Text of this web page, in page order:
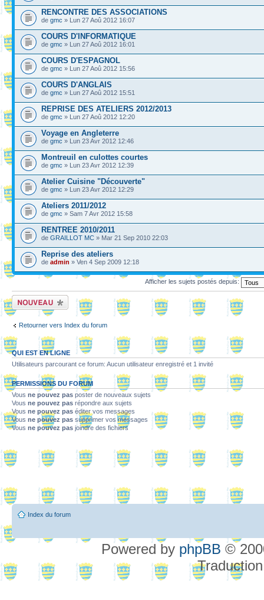
RENCONTRE DES ASSOCIATIONS
de gmc » Lun 27 Aoû 2012 16:07
COURS D'INFORMATIQUE
de gmc » Lun 27 Aoû 2012 16:01
COURS D'ESPAGNOL
de gmc » Lun 27 Aoû 2012 15:56
COURS D'ANGLAIS
de gmc » Lun 27 Aoû 2012 15:51
REPRISE DES ATELIERS 2012/2013
de gmc » Lun 27 Aoû 2012 12:20
Voyage en Angleterre
de gmc » Lun 23 Avr 2012 12:46
Montreuil en culottes courtes
de gmc » Lun 23 Avr 2012 12:39
Atelier Cuisine "Découverte"
de gmc » Lun 23 Avr 2012 12:29
Ateliers 2011/2012
de gmc » Sam 7 Avr 2012 15:58
RENTREE 2010/2011
de GRAILLOT MC » Mar 21 Sep 2010 22:03
Reprise des ateliers
de admin » Ven 4 Sep 2009 12:18
Afficher les sujets postés depuis:
Ecrire un nouveau
sujet
Retourner vers Index du forum
QUI EST EN LIGNE
Utilisateurs parcourant ce forum: Aucun utilisateur enregistré et 1 invité
PERMISSIONS DU FORUM
Vous ne pouvez pas poster de nouveaux sujets
Vous ne pouvez pas répondre aux sujets
Vous ne pouvez pas éditer vos messages
Vous ne pouvez pas supprimer vos messages
Vous ne pouvez pas joindre des fichiers
Index du forum
Powered by phpBB ©